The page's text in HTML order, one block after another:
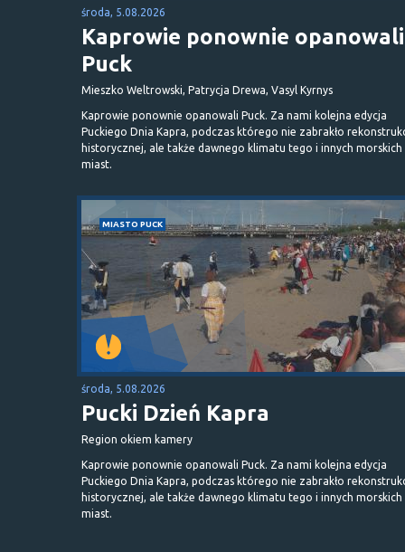
środa, 5.08.2026
Kaprowie ponownie opanowali
Puck
Mieszko Weltrowski, Patrycja Drewa, Vasyl Kyrnys
Kaprowie ponownie opanowali Puck. Za nami kolejna edycja
Puckiego Dnia Kapra, podczas którego nie zabrakło
historycznej, ale także dawnego klimatu tego i innych morskich
miast.
MIASTO PUCK
środa, 5.08.2026
Pucki Dzień Kapra
Region okiem kamery
Kaprowie ponownie opanowali Puck. Za nami kolejna edycja
Puckiego Dnia Kapra, podczas którego nie zabrakło
historycznej, ale także dawnego klimatu tego i innych morskich
miast.